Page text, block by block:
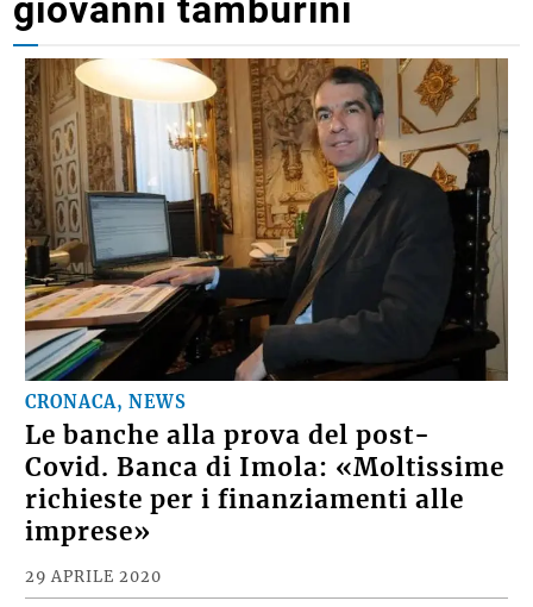
giovanni tamburini
CRONACA, NEWS
Le banche alla prova del post-
Covid. Banca di Imola: «Moltissime
richieste per i finanziamenti alle
imprese»
29 APRILE 2020